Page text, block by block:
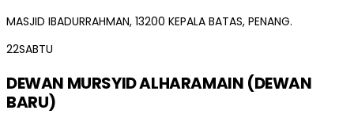
MASJID IBADURRAHMAN, 13200 KEPALA BATAS, PENANG.
22SABTU
DEWAN MURSYID ALHARAMAIN (DEWAN
BARU)